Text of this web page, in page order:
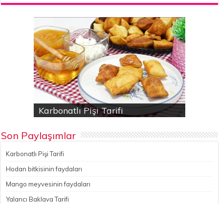
Karbonatlı Pişi Tarifi
Hodan bitkisinin faydaları
Yalancı Baklava Tarifi
Gökçesu Pilavı Tarifi
Nohutlu kereviz yemeği
Son Paylaşımlar
Karbonatlı Pişi Tarifi
Hodan bitkisinin faydaları
Mango meyvesinin faydaları
Yalancı Baklava Tarifi